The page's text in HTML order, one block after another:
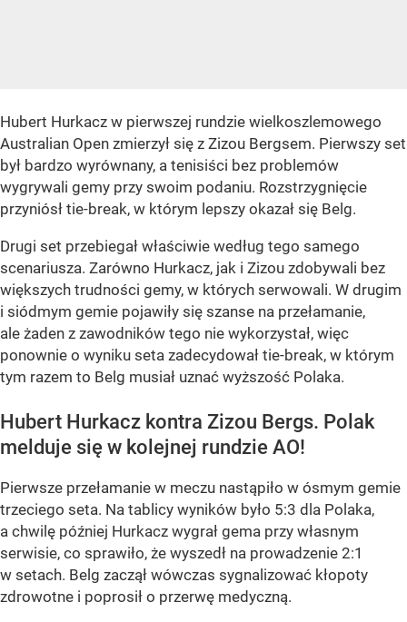
Hubert Hurkacz w pierwszej rundzie wielkoszlemowego
Australian Open zmierzył się z Zizou Bergsem. Pierwszy set
był bardzo wyrównany, a tenisiści bez problemów
wygrywali gemy przy swoim podaniu. Rozstrzygnięcie
przyniósł tie-break, w którym lepszy okazał się Belg.
Drugi set przebiegał właściwie według tego samego
scenariusza. Zarówno Hurkacz, jak i Zizou zdobywali bez
większych trudności gemy, w których serwowali. W drugim
i siódmym gemie pojawiły się szanse na przełamanie,
ale żaden z zawodników tego nie wykorzystał, więc
ponownie o wyniku seta zadecydował tie-break, w którym
tym razem to Belg musiał uznać wyższość Polaka.
Hubert Hurkacz kontra Zizou Bergs. Polak
melduje się w kolejnej rundzie AO!
Pierwsze przełamanie w meczu nastąpiło w ósmym gemie
trzeciego seta. Na tablicy wyników było 5:3 dla Polaka,
a chwilę później Hurkacz wygrał gema przy własnym
serwisie, co sprawiło, że wyszedł na prowadzenie 2:1
w setach. Belg zaczął wówczas sygnalizować kłopoty
zdrowotne i poprosił o przerwę medyczną.